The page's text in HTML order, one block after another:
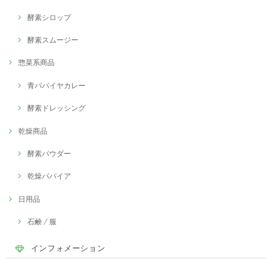
酵素シロップ
酵素スムージー
惣菜系商品
青パパイヤカレー
酵素ドレッシング
乾燥商品
酵素パウダー
乾燥パパイア
日用品
石鹸 / 服
インフォメーション